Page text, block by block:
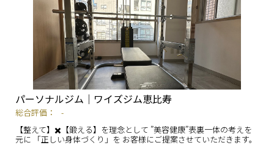
パーソナルジム｜ワイズジム恵比寿
総合評価：
-
【整えて】✖️【鍛える】を理念として ”美容健康”表裏一体の考えを
元に 「正しい身体づくり」を お客様にご提案させていただきます。